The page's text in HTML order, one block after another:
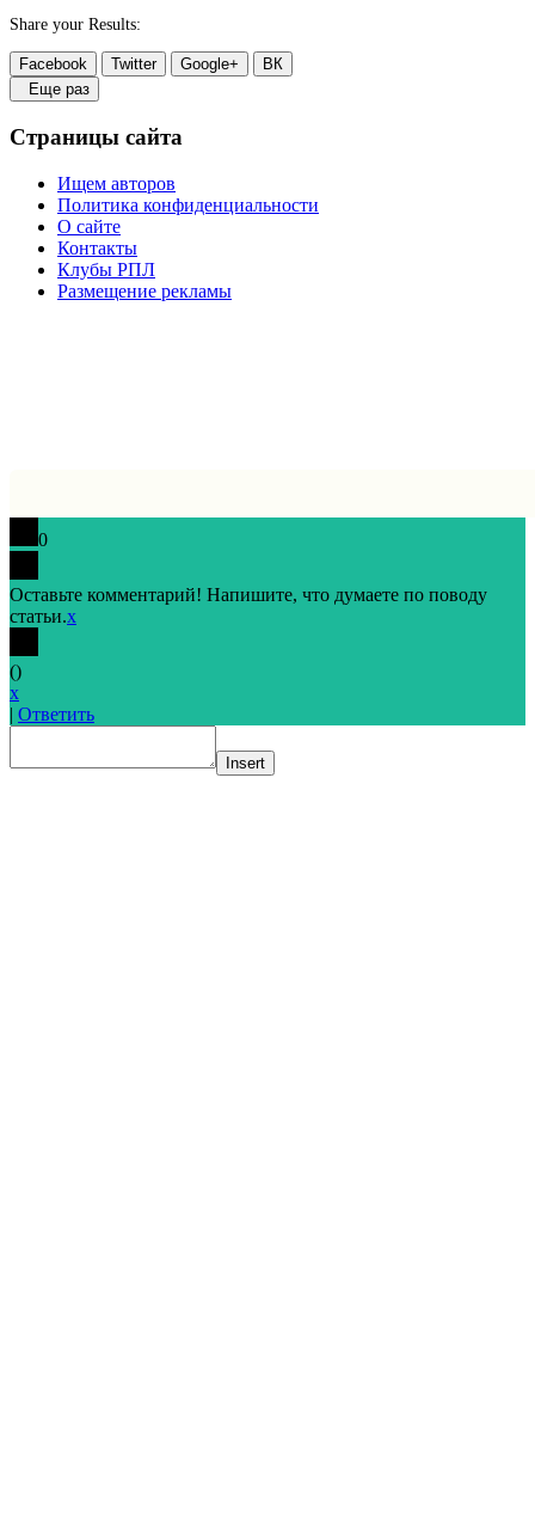
Share your Results:
Facebook Twitter Google+
ВК
Еще раз
Страницы сайта
Ищем авторов
Политика конфиденциальности
О сайте
Контакты
Клубы РПЛ
Размещение рекламы
0
Оставьте комментарий! Напишите, что думаете по поводу
статьи.x
()
x
| Ответить
Insert